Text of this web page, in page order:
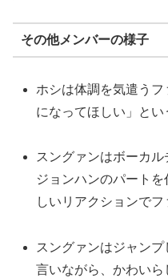
その他メンバーの様子
ホシは体調を気遣う
になってほしい」とい
スングァンはボーカル
ジョンハンのパート
しいリアクションでフ
スングァンはジャン
言いながら、かわいら